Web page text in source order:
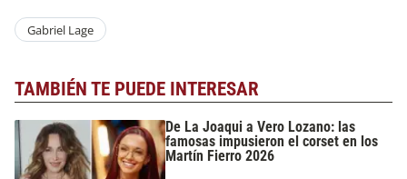
Gabriel Lage
TAMBIÉN TE PUEDE INTERESAR
De La Joaqui a Vero Lozano: las
famosas impusieron el corset en los
Martín Fierro 2026